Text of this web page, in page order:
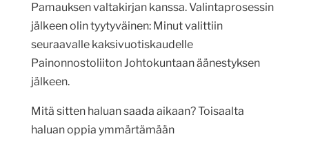
Pamauksen valtakirjan kanssa. Valintaprosessin
jälkeen olin tyytyväinen: Minut valittiin
seuraavalle kaksivuotiskaudelle
Painonnostoliiton Johtokuntaan äänestyksen
jälkeen.
Mitä sitten haluan saada aikaan? Toisaalta
haluan oppia ymmärtämään